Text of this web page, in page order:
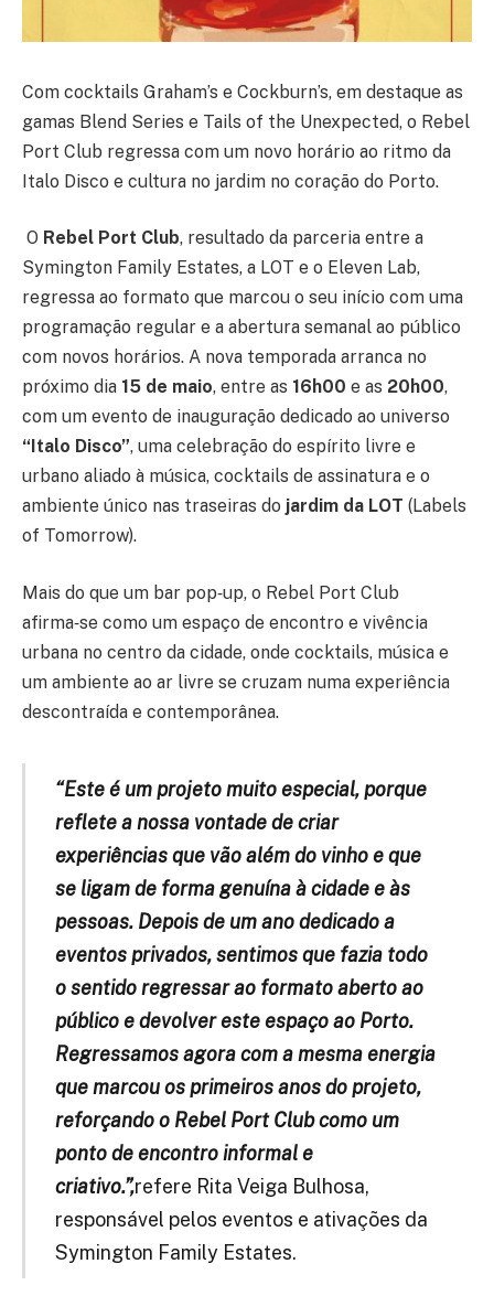
Com cocktails Graham’s e Cockburn’s, em destaque as
gamas Blend Series e Tails of the Unexpected, o Rebel
Port Club regressa com um novo horário ao ritmo da
Italo Disco e cultura no jardim no coração do Porto.
O Rebel Port Club, resultado da parceria entre a
Symington Family Estates, a LOT e o Eleven Lab,
regressa ao formato que marcou o seu início com uma
programação regular e a abertura semanal ao público
com novos horários. A nova temporada arranca no
próximo dia 15 de maio, entre as 16h00 e as 20h00,
com um evento de inauguração dedicado ao universo
“Italo Disco”, uma celebração do espírito livre e
urbano aliado à música, cocktails de assinatura e o
ambiente único nas traseiras do jardim da LOT (Labels
of Tomorrow).
Mais do que um bar pop‑up, o Rebel Port Club
afirma‑se como um espaço de encontro e vivência
urbana no centro da cidade, onde cocktails, música e
um ambiente ao ar livre se cruzam numa experiência
descontraída e contemporânea.
“Este é um projeto muito especial, porque
reflete a nossa vontade de criar
experiências que vão além do vinho e que
se ligam de forma genuína à cidade e às
pessoas. Depois de um ano dedicado a
eventos privados, sentimos que fazia todo
o sentido regressar ao formato aberto ao
público e devolver este espaço ao Porto.
Regressamos agora com a mesma energia
que marcou os primeiros anos do projeto,
reforçando o Rebel Port Club como um
ponto de encontro informal e
criativo.”,refere Rita Veiga Bulhosa,
responsável pelos eventos e ativações da
Symington Family Estates.